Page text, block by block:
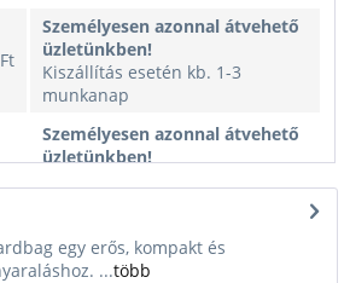
Személyesen azonnal átvehető
üzletünkben!
Kiszállítás esetén kb. 1-3
munkanap
Személyesen azonnal átvehető
üzletünkben!
egy erős, kompakt és
...több